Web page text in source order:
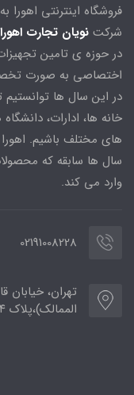
فروشگاه اینترنتی
شرکت نویان تجارت اهورا
در حوزه ی تامین
اختصاصی به صورت
در این سال ها
خانه ها، ادارات،
های مختلف باشیم.
سال ها سابقه که
وارد می کند.
02191008228
تهران، خیابان
الممالک)،پلاک ۲۴،طبقه۲،واحد ۱۲